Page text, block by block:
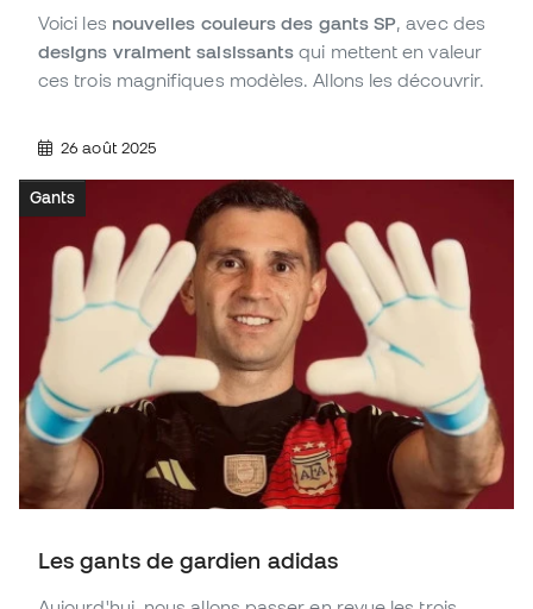
Voici les nouvelles couleurs des gants SP, avec des
designs vraiment saisissants qui mettent en valeur
ces trois magnifiques modèles. Allons les découvrir.
26 août 2025
Gants
Les gants de gardien adidas